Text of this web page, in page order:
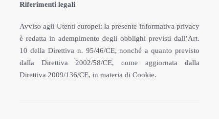
Riferimenti legali
Avviso agli Utenti europei: la presente informativa privacy
è redatta in adempimento degli obblighi previsti dall’Art.
10 della Direttiva n. 95/46/CE, nonché a quanto previsto
dalla Direttiva 2002/58/CE, come aggiornata dalla
Direttiva 2009/136/CE, in materia di Cookie.